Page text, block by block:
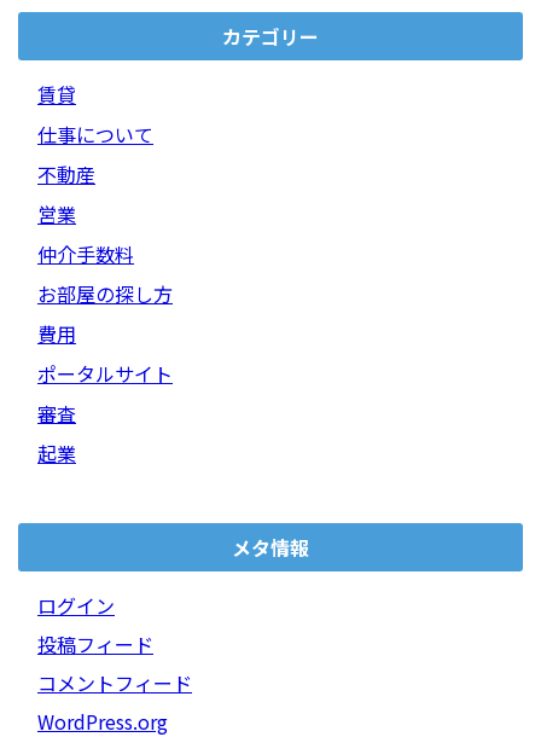
カテゴリー
賃貸
仕事について
不動産
営業
仲介手数料
お部屋の探し方
費用
ポータルサイト
審査
起業
メタ情報
ログイン
投稿フィード
コメントフィード
WordPress.org